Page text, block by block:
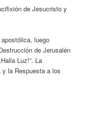
de Jesucristo y
luego
de Jerusalén
Luz!”. La
la Respuesta a los